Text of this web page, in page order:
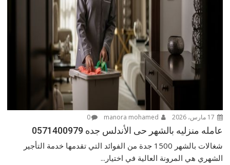
0
عامله منزليه بالشهر حى الأندلس جده 0571400979
شغالات بالشهر 1500 جدة من الفوائد التي تقدمها خدمة التأجير
الشهري هي المرونة العالية في اختيار...